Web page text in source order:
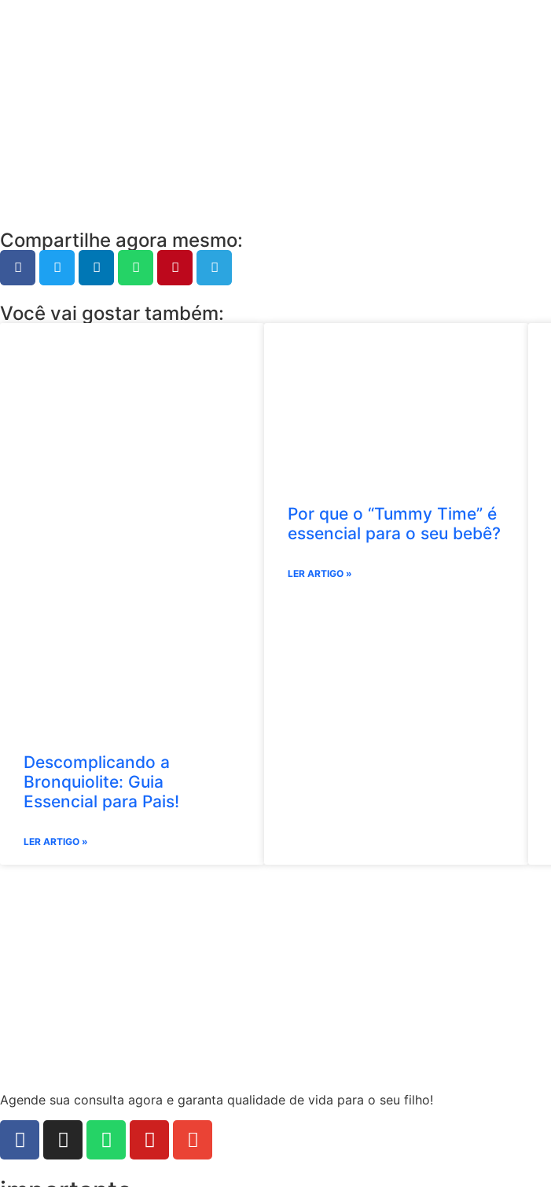
Compartilhe agora mesmo:
Você vai gostar também:
Descomplicando a
Bronquiolite: Guia
Essencial para Pais!
LER ARTIGO »
Por que o “Tummy Time” é
essencial para o seu bebê?
LER ARTIGO »
Agende sua consulta agora e garanta qualidade de vida para o seu filho!